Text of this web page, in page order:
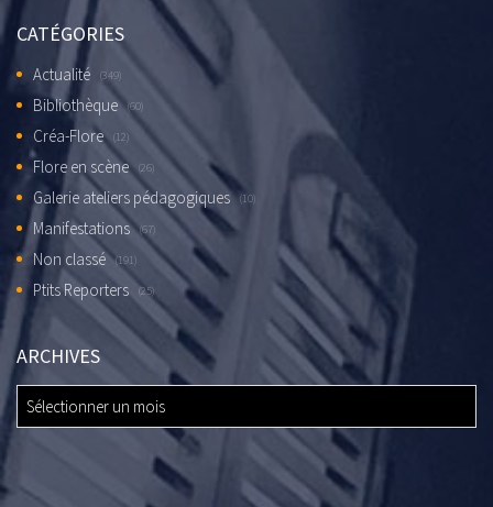
CATÉGORIES
Actualité (349)
Bibliothèque (60)
Créa-Flore (12)
Flore en scène (26)
Galerie ateliers pédagogiques (10)
Manifestations (67)
Non classé (191)
Ptits Reporters (25)
ARCHIVES
ARCHIVES